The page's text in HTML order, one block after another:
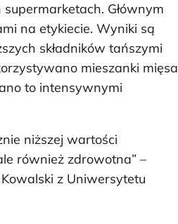
Głównym
na etykiecie. Wyniki są
składników tańszymi
mieszanki mięsa
to intensywnymi
niższej wartości
również zdrowotna” –
z Uniwersytetu